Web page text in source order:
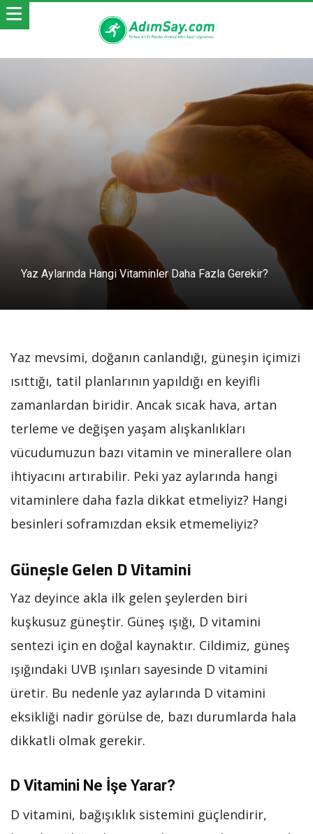
Yaz Aylarında Hangi Vitaminler Daha Fazla Gerekir?
Yaz mevsimi, doğanın canlandığı, güneşin içimizi
ısıttığı, tatil planlarının yapıldığı en keyifli
zamanlardan biridir. Ancak sıcak hava, artan
terleme ve değişen yaşam alışkanlıkları
vücudumuzun bazı vitamin ve minerallere olan
ihtiyacını artırabilir. Peki yaz aylarında hangi
vitaminlere daha fazla dikkat etmeliyiz? Hangi
besinleri soframızdan eksik etmemeliyiz?
Güneşle Gelen D Vitamini
Yaz deyince akla ilk gelen şeylerden biri
kuşkusuz güneştir. Güneş ışığı, D vitamini
sentezi için en doğal kaynaktır. Cildimiz, güneş
ışığındaki UVB ışınları sayesinde D vitamini
üretir. Bu nedenle yaz aylarında D vitamini
eksikliği nadir görülse de, bazı durumlarda hala
dikkatli olmak gerekir.
D Vitamini Ne İşe Yarar?
D vitamini, bağışıklık sistemini güçlendirir,